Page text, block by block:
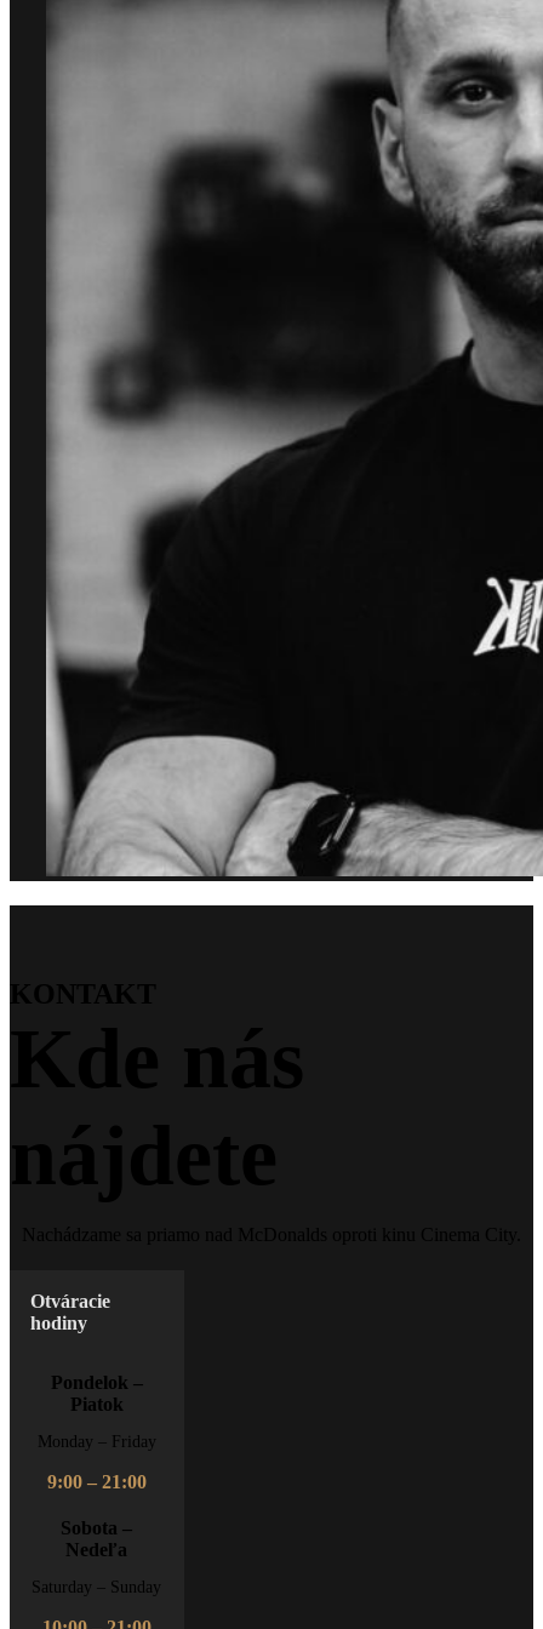
Otváracie
hodiny
Pondelok –
Piatok
Monday – Friday
9:00 – 21:00
Sobota –
Nedeľa
Saturday – Sunday